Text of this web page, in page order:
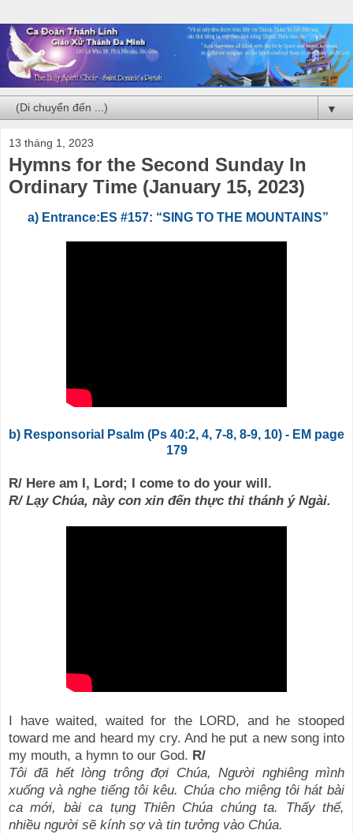
▼
13 tháng 1, 2023
Hymns for the Second Sunday In
Ordinary Time (January 15, 2023)
a) Entrance:ES #157: “SING TO THE MOUNTAINS”
b) Responsorial Psalm (Ps 40:2, 4, 7-8, 8-9, 10) - EM page
179
R/ Here am I, Lord; I come to do your will.
R/ Lạy Chúa, này con xin đến thực thi thánh ý Ngài.
I have waited, waited for the LORD, and he stooped
toward me and heard my cry. And he put a new song into
my mouth, a hymn to our God. R/
Tôi đã hết lòng trông đợi Chúa, Người nghiêng mình
xuống và nghe tiếng tôi kêu. Chúa cho miệng tôi hát bài
ca mới, bài ca tụng Thiên Chúa chúng ta. Thấy thế,
nhiều người sẽ kính sợ và tin tưởng vào Chúa.